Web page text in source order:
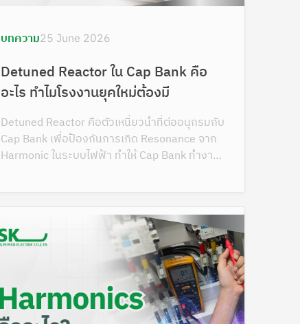
บทความ25 June 2026
Detuned Reactor ใน Cap Bank คือ
อะไร ทำไมโรงงานยุคใหม่ต้องมี
Detuned Reactor คือตัวเหนี่ยวนำที่ต่ออนุกรมกับ
Cap Bank เพื่อป้องกันการเกิด Resonance จาก
Harmonic ในระบบไฟฟ้า ทำให้ Cap Bank ทำงาน